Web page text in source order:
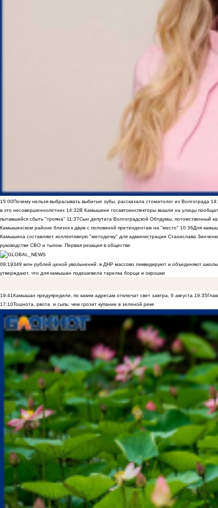
15:00Почему нельзя выбрасывать выбитые зубы, рассказала стоматолог из Волгограда
в это несовершеннолетних 14:32В Камышине госавтоинспекторы вышли на улицы
пытавшийся сбыть "трояна" 11:37Сын депутата Волгоградской Облдумы, потомственный
Камышинском районе близок к двум с половиной претендентам на "место" 10:36Для
Камышина составляют коллективную "методичку" для администрации Станислава
руководстве СВО и тылом. Первая реакция в обществе
09:19349 млн рублей ценой увольнений: в ДНР массово ликвидируют и объединяют
утверждают, что для камышан подешевела тарелка борща и окрошки
19:41Камышан предупредили, по каким адресам отключат свет завтра, 6 августа 19:35
17:10Тошнота, рвота и сыпь: чем грозит купание в зеленой реке